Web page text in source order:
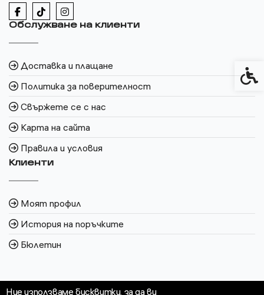
Ние използваме бисквитки, за да ви
Обслужване на клиенти
Доставка и плащане
Политика за поверителност
Свържете се с нас
Карта на сайта
Правила и условия
Клиенти
Моят профил
История на поръчките
Бюлетин